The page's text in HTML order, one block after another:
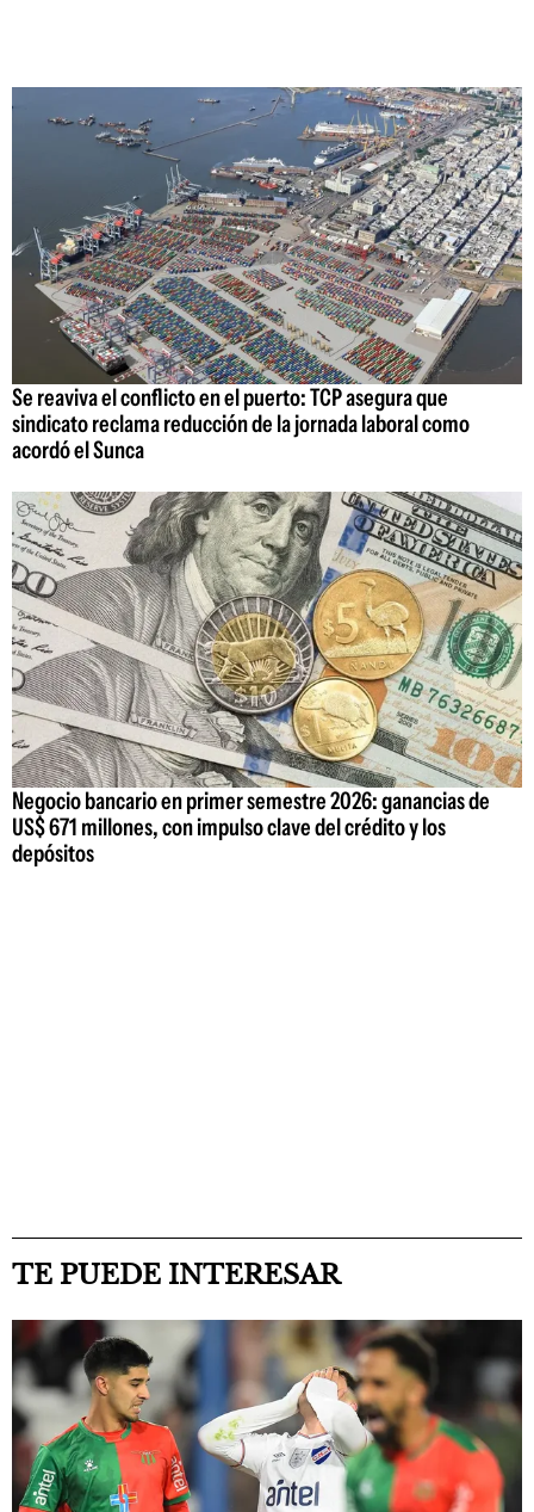
Se reaviva el conflicto en el puerto: TCP asegura que
sindicato reclama reducción de la jornada laboral como
acordó el Sunca
Negocio bancario en primer semestre 2026: ganancias de
US$ 671 millones, con impulso clave del crédito y los
depósitos
TE PUEDE INTERESAR